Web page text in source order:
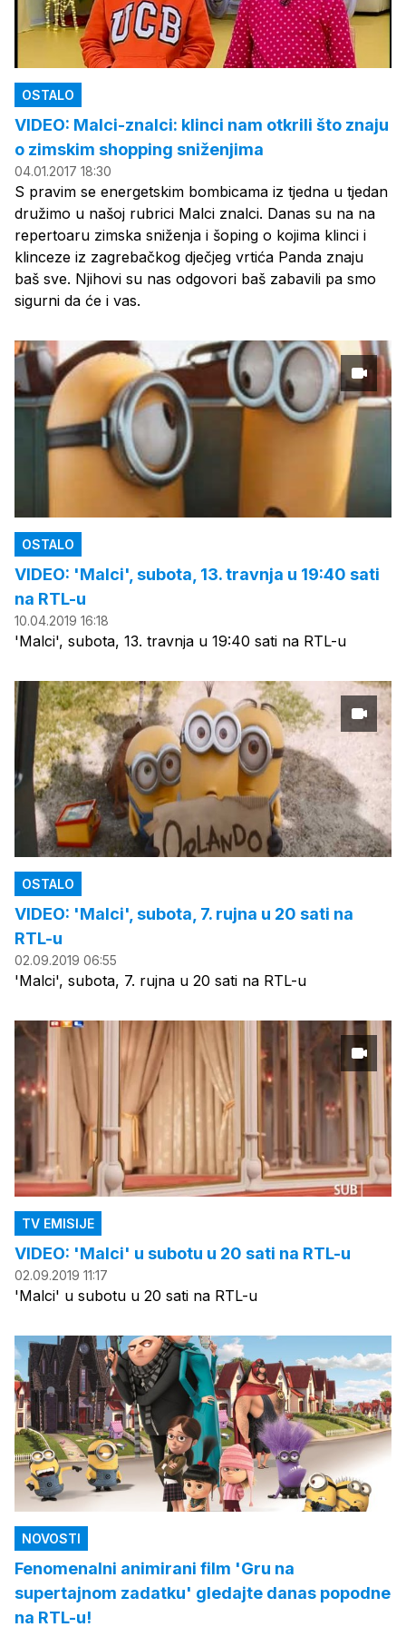
OSTALO
VIDEO: Malci-znalci: klinci nam otkrili što znaju
o zimskim shopping sniženjima
04.01.2017 18:30
S pravim se energetskim bombicama iz tjedna u tjedan
družimo u našoj rubrici Malci znalci. Danas su na na
repertoaru zimska sniženja i šoping o kojima klinci i
klinceze iz zagrebačkog dječjeg vrtića Panda znaju
baš sve. Njihovi su nas odgovori baš zabavili pa smo
sigurni da će i vas.
OSTALO
VIDEO: 'Malci', subota, 13. travnja u 19:40 sati
na RTL-u
10.04.2019 16:18
'Malci', subota, 13. travnja u 19:40 sati na RTL-u
OSTALO
VIDEO: 'Malci', subota, 7. rujna u 20 sati na
RTL-u
02.09.2019 06:55
'Malci', subota, 7. rujna u 20 sati na RTL-u
TV EMISIJE
VIDEO: 'Malci' u subotu u 20 sati na RTL-u
02.09.2019 11:17
'Malci' u subotu u 20 sati na RTL-u
NOVOSTI
Fenomenalni animirani film 'Gru na
supertajnom zadatku' gledajte danas popodne
na RTL-u!